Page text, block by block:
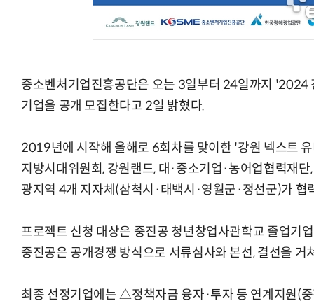
중소벤처기업진흥공단은 오는 3일부터 24일까지 '2024
기업을 공개 모집한다고 2일 밝혔다.
2019년에 시작해 올해로 6회차를 맞이한 '강원 넥스트
지방시대위원회, 강원랜드, 대·중소기업·농어업협력재
광지역 4개 지자체(삼척시·태백시·영월군·정선군)가 협
프로젝트 신청 대상은 중진공 청년창업사관학교 졸업기
중진공은 공개경쟁 방식으로 서류심사와 본선, 결선을 거
최종 선정기업에는 △정책자금 융자·투자 등 연계지원(